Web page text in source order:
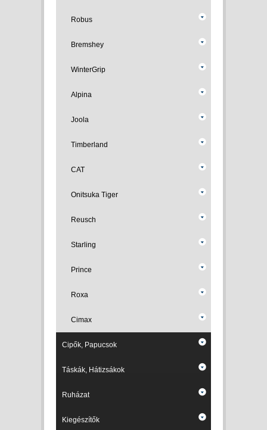
Robus
Bremshey
WinterGrip
Alpina
Joola
Timberland
CAT
Onitsuka Tiger
Reusch
Starling
Prince
Roxa
Cimax
Cipők, Papucsok
Táskák, Hátizsákok
Ruházat
Kiegészítők